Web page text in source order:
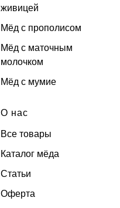
живицей
Мёд с прополисом
Мёд с маточным
молочком
Мёд с мумие
О нас
Все товары
Каталог мёда
Статьи
Оферта